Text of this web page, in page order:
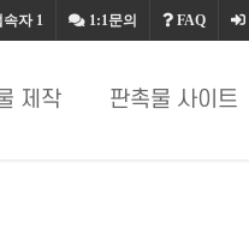
FAQ
1:1문의
속자1
제작 판촉물 사이트